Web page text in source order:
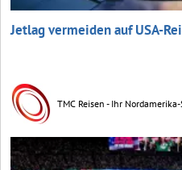
Jetlag vermeiden auf USA-
TMC Reisen - Ihr